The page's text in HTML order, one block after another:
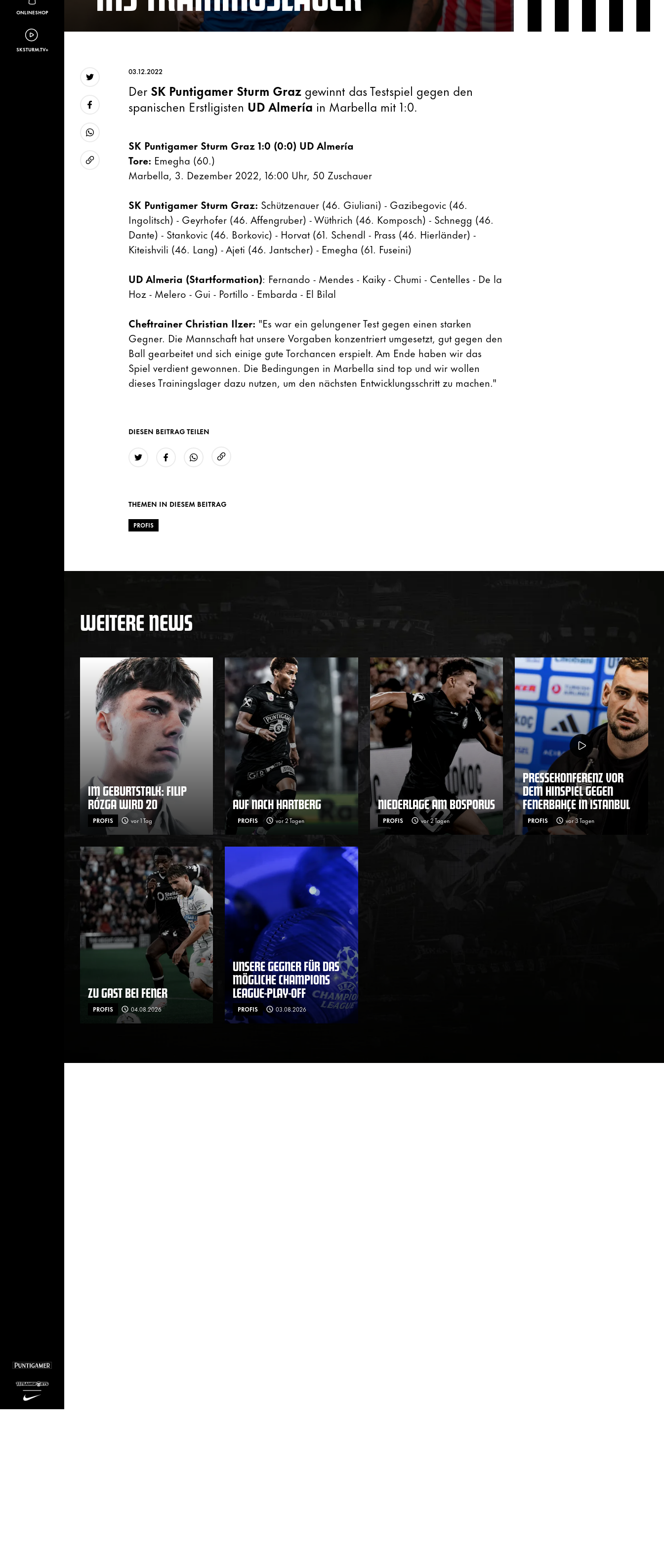
ONLINESHOP
SKSTURM.TV+
URL kopieren
03.12.2022
Der SK Puntigamer Sturm Graz gewinnt das Testspiel gegen den
spanischen Erstligisten UD Almería in Marbella mit 1:0.
SK Puntigamer Sturm Graz 1:0 (0:0) UD Almería
Tore: Emegha (60.)
Marbella, 3. Dezember 2022, 16:00 Uhr, 50 Zuschauer
SK Puntigamer Sturm Graz: Schützenauer (46. Giuliani) - Gazibegovic (46.
Ingolitsch) - Geyrhofer (46. Affengruber) - Wüthrich (46. Komposch) - Schnegg (46.
Dante) - Stankovic (46. Borkovic) - Horvat (61. Schendl - Prass (46. Hierländer) -
Kiteishvili (46. Lang) - Ajeti (46. Jantscher) - Emegha (61. Fuseini)
UD Almeria (Startformation): Fernando - Mendes - Kaiky - Chumi - Centelles - De la
Hoz - Melero - Gui - Portillo - Embarda - El Bilal
Cheftrainer Christian Ilzer: "Es war ein gelungener Test gegen einen starken
Gegner. Die Mannschaft hat unsere Vorgaben konzentriert umgesetzt, gut gegen den
Ball gearbeitet und sich einige gute Torchancen erspielt. Am Ende haben wir das
Spiel verdient gewonnen. Die Bedingungen in Marbella sind top und wir wollen
dieses Trainingslager dazu nutzen, um den nächsten Entwicklungsschritt zu machen."
DIESEN BEITRAG TEILEN
THEMEN IN DIESEM BEITRAG
PROFIS
WEITERE NEWS
IM GEBURTSTALK: FILIP
RÓZGA WIRD 20
PROFIS vor 1 Tag
AUF NACH HARTBERG
PROFIS vor 2 Tagen
NIEDERLAGE AM BOSPORUS
PROFIS vor 2 Tagen
PRESSEKONFERENZ VOR
DEM HINSPIEL GEGEN
FENERBAHÇE IN ISTANBUL
PROFIS vor 3 Tagen
ZU GAST BEI FENER
PROFIS 04.08.2026
UNSERE GEGNER FÜR DAS
MÖGLICHE CHAMPIONS
LEAGUE-PLAY-OFF
PROFIS 03.08.2026